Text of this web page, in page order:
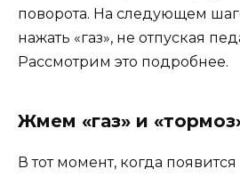
поворота. На следующем
нажать «газ», не отпуская
Рассмотрим это подробнее.
Жмем «газ» и
В тот момент, когда